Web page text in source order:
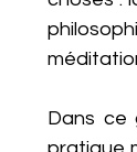
Dans ce
pratique